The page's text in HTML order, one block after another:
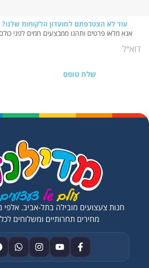
עוד לא הצטרפתם למועדון הלקוחות שלנו?
אנא מלאו פרטים ותהנו ממבצעים חמים לפני
שלח טופס
חנות צעצועים מובילה בתל-אביב. אלפי
מחירים תחרותיים ומשלוחים